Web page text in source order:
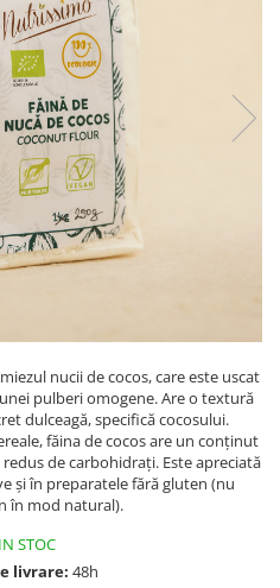
nucii de cocos, care este uscat
pulberi omogene. Are o textură
dulceagă, specifică cocosului.
făina de cocos are un conținut
de carbohidrați. Este apreciată
și în preparatele fără gluten (nu
în mod natural).
IN STOC
livrare: 48h